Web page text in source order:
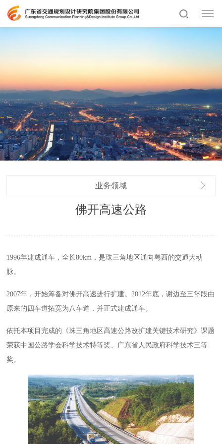
业务领域
佛开高速公路
1996年建成通车，全长80km，是珠三角地区通向粤西的交通大动
脉。
2007年，开始筹备对佛开高速进行扩建。2012年底，谢边至三堡段由
原来的四车道拓宽为八车道，并正式建成通车。
依托本项目完成的《珠三角地区高速公路改扩建关键技术研究》课题
荣获中国公路学会科学技术特等奖、广东省人民政府科学技术三等
奖。